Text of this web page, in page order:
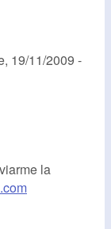
19/11/2009 -
la